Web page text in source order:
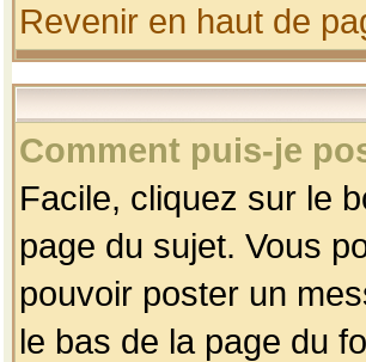
Revenir en haut de
Comment puis-je
Facile, cliquez sur le
page du sujet. Vous
pouvoir poster un
le bas de la page du